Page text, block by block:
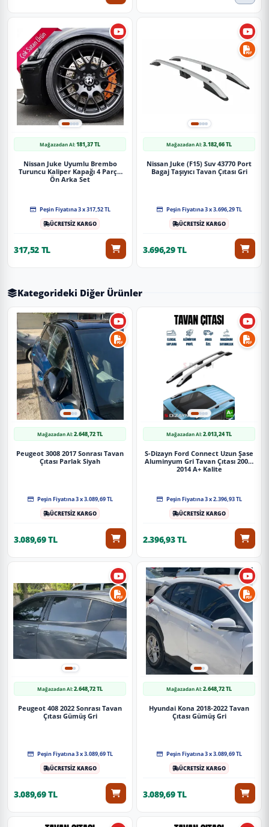
Mağazadan Al:181,37 TL
Nissan Juke Uyumlu Brembo
Turuncu Kaliper Kapağı 4 Parça
Ön Arka Set
Peşin Fiyatına 3 x 317,52 TL
ÜCRETSİZ KARGO
317,52 TL
Mağazadan Al:3.182,66 TL
Nissan Juke (F15) Suv 43770 Port
Bagaj Taşıyıcı Tavan Çıtası Gri
Peşin Fiyatına 3 x 3.696,29 TL
ÜCRETSİZ KARGO
3.696,29 TL
Kategorideki Diğer Ürünler
Mağazadan Al:2.648,72 TL
Peugeot 3008 2017 Sonrası Tavan
Çıtası Parlak Siyah
Peşin Fiyatına 3 x 3.089,69 TL
ÜCRETSİZ KARGO
3.089,69 TL
Mağazadan Al:2.013,24 TL
S-Dizayn Ford Connect Uzun Şase
Aluminyum Gri Tavan Çıtası 2002-
2014 A+ Kalite
Peşin Fiyatına 3 x 2.396,93 TL
ÜCRETSİZ KARGO
2.396,93 TL
Mağazadan Al:2.648,72 TL
Peugeot 408 2022 Sonrası Tavan
Çıtası Gümüş Gri
Peşin Fiyatına 3 x 3.089,69 TL
ÜCRETSİZ KARGO
3.089,69 TL
Mağazadan Al:2.648,72 TL
Hyundai Kona 2018-2022 Tavan
Çıtası Gümüş Gri
Peşin Fiyatına 3 x 3.089,69 TL
ÜCRETSİZ KARGO
3.089,69 TL